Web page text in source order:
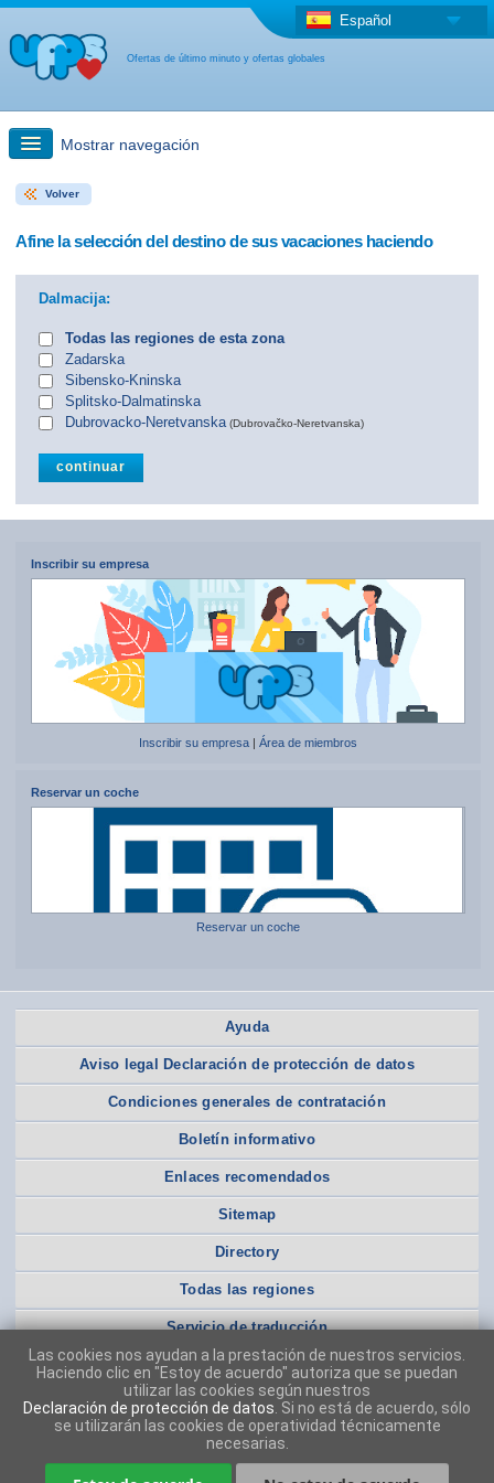
Ofertas de último minuto y ofertas globales
Español
Mostrar navegación
búsqueda rápida
otro país
Volver
Afine la selección del destino de sus vacaciones haciendo
Dalmacija:
Todas las regiones de esta zona
Zadarska
Sibensko-Kninska
Splitsko-Dalmatinska
Dubrovacko-Neretvanska (Dubrovačko-Neretvanska)
Inscribir su empresa
Inscribir su empresa| Área de miembros
Reservar un coche
Reservar un coche
Ayuda
Aviso legal Declaración de protección de datos
Condiciones generales de contratación
Boletín informativo
Enlaces recomendados
Sitemap
Directory
Todas las regiones
Servicio de traducción
Las cookies nos ayudan a la prestación de nuestros servicios.
Haciendo clic en "Estoy de acuerdo" autoriza que se puedan
utilizar las cookies según nuestros
Declaración de protección de datos . Si no está de acuerdo, sólo
se utilizarán las cookies de operatividad técnicamente
necesarias.